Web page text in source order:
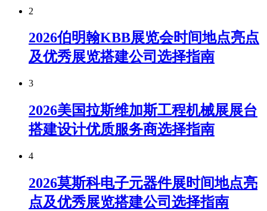
2
2026伯明翰KBB展览会时间地点亮点
及优秀展览搭建公司选择指南
3
2026美国拉斯维加斯工程机械展展台
搭建设计优质服务商选择指南
4
2026莫斯科电子元器件展时间地点亮
点及优秀展览搭建公司选择指南